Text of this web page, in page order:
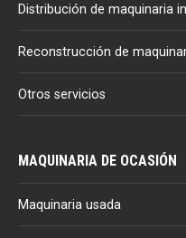
Distribución de maquinaria
Reconstrucción de
Otros servicios
MAQUINARIA DE OCASIÓN
Maquinaria usada